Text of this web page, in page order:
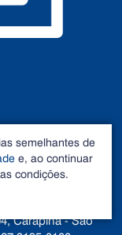
Carapina - São
semelhantes de
e, ao continuar
condições.